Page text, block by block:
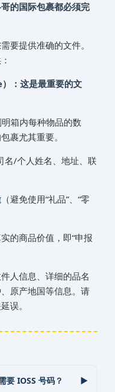
的国际包裹都必须完
要提供准确的文件。
：这是最重要的文
箱内每种物品的数
裹尤其重要。
名/个人姓名、地址、联
（避免使用“礼品”、“零
实的商品价值，即“申报
人信息、详细的品名
原产地国等信息。请
误。
要 IOSS 号码？